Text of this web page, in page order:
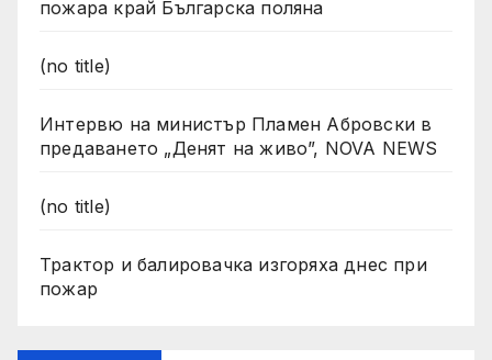
пожара край Българска поляна
(no title)
Интервю на министър Пламен Абровски в
предаването „Денят на живо”, NOVA NEWS
(no title)
Трактор и балировачка изгоряха днес при
пожар